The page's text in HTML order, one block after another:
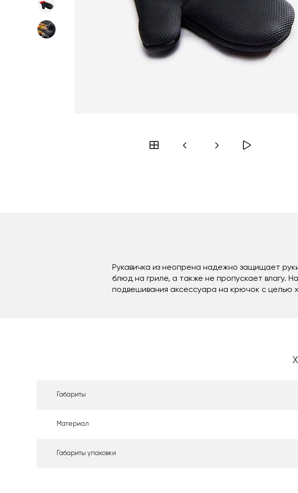
Рукавичка из неопрена надежно защищает
блюд на гриле, а также не пропускает влагу.
подвешивания аксессуара на крючок с целью
Габариты
Материал
Габариты упаковки